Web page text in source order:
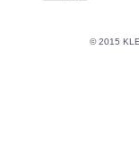
© 2015